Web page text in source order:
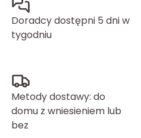
Doradcy dostępni 5 dni w
tygodniu
Metody dostawy: do
domu z wniesieniem lub
bez